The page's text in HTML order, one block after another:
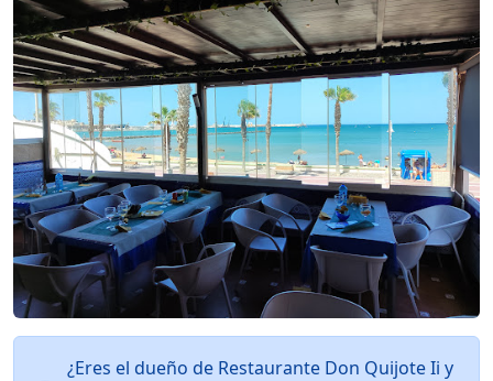
¿Eres el dueño de Restaurante Don Quijote Ii y